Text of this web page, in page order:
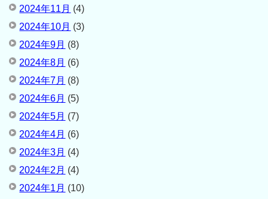
2024年11月 (4)
2024年10月 (3)
2024年9月 (8)
2024年8月 (6)
2024年7月 (8)
2024年6月 (5)
2024年5月 (7)
2024年4月 (6)
2024年3月 (4)
2024年2月 (4)
2024年1月 (10)